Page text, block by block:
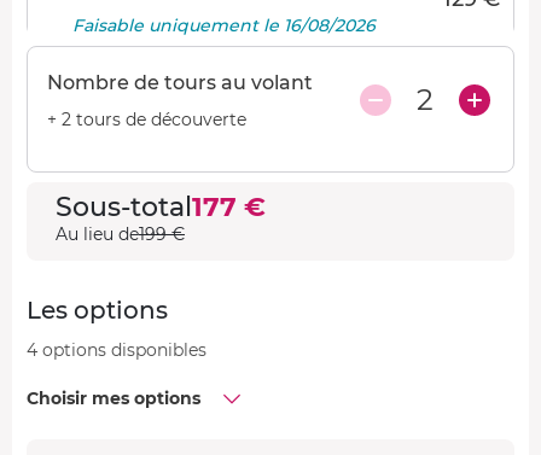
Faisable uniquement le 16/08/2026
Nombre de tours au volant
+ 2 tours de découverte
2
Sous-total177 €
Au lieu de199 €
Les options
4 options disponibles
Choisir mes options